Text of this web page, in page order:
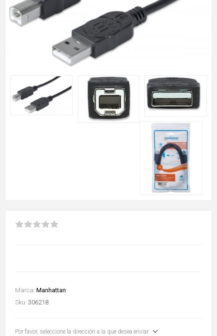
Marca: Manhattan
Sku: 306218
Por favor, seleccione la dirección a la que desea enviar